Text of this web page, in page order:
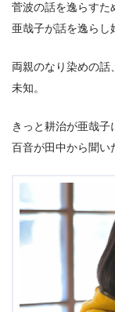
菅波の話を逸らすた
亜哉子が話を逸らし
両親のなり染めの話
未知。
きっと耕治が亜哉子
百音が田中から聞い